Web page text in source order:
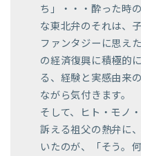
ち」・・・酔った時
な東北弁のそれは、
ファンタジーに思え
の経済復興に積極的
る、経験と実感由来
ながら気付きます。
そして、ヒト・モノ
訴える祖父の熱弁に
いたのが、「そう。